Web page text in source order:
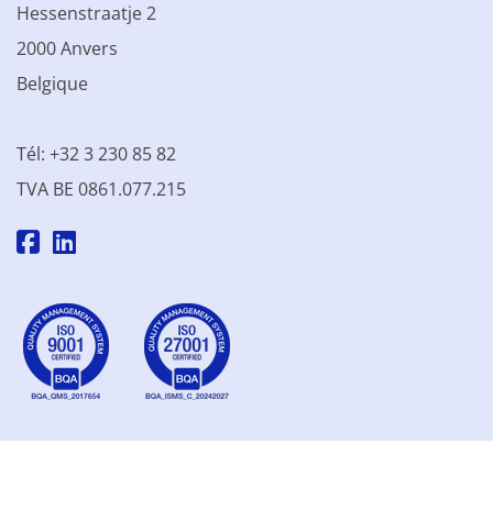
Hessenstraatje 2
2000 Anvers
Belgique
Tél: +32 3 230 85 82
TVA BE 0861.077.215